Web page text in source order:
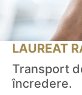
LAUREAT
Transport
încredere.